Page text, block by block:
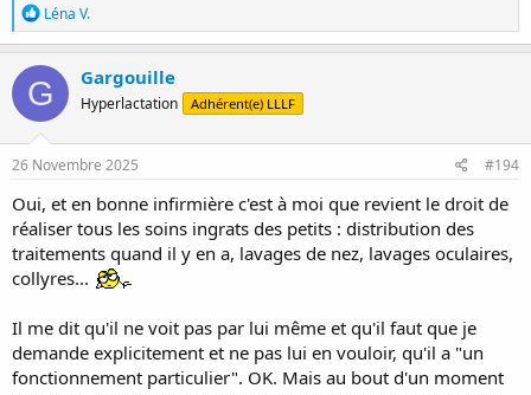
R
é
a
c
t
i
o
n
s
Léna V.
G Gargouille
Hyperlactation Adhérent(e) LLLF
26 Novembre 2025 #194
Oui, et en bonne infirmière c'est à moi que revient le droit de
réaliser tous les soins ingrats des petits : distribution des
traitements quand il y en a, lavages de nez, lavages oculaires,
collyres...
Il me dit qu'il ne voit pas par lui même et qu'il faut que je
demande explicitement et ne pas lui en vouloir, qu'il a "un
fonctionnement particulier". OK. Mais au bout d'un moment